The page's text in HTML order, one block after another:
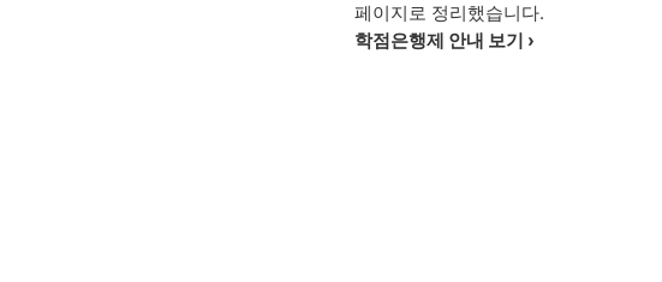
페이지로 정리했습니다.
학점은행제 안내 보기 ›